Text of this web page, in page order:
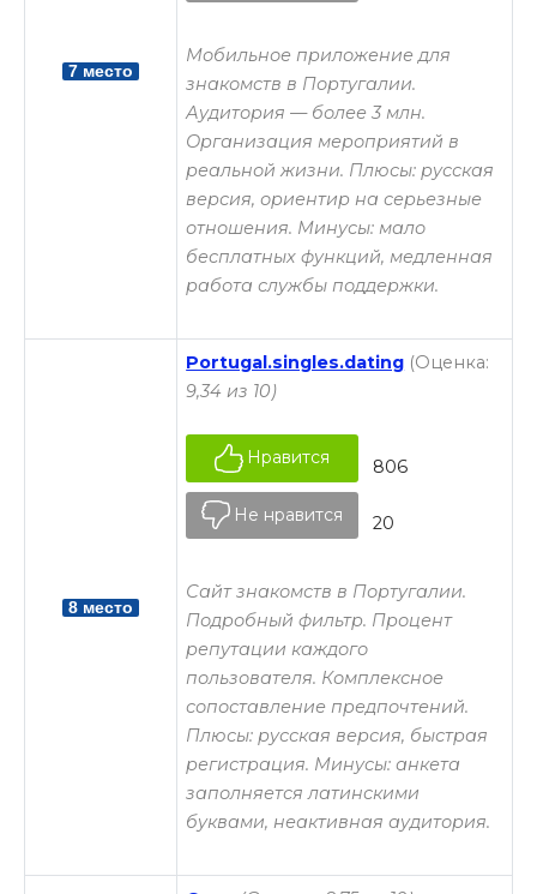
7 место
Мобильное приложение для
знакомств в Португалии.
Аудитория — более 3 млн.
Организация мероприятий в
реальной жизни. Плюсы: русская
версия, ориентир на серьезные
отношения. Минусы: мало
бесплатных функций, медленная
работа службы поддержки.
8 место
Portugal.singles.dating (Оценка:
9,34 из 10)
Нравится 806
Не нравится 20
Сайт знакомств в Португалии.
Подробный фильтр. Процент
репутации каждого
пользователя. Комплексное
сопоставление предпочтений.
Плюсы: русская версия, быстрая
регистрация. Минусы: анкета
заполняется латинскими
буквами, неактивная аудитория.